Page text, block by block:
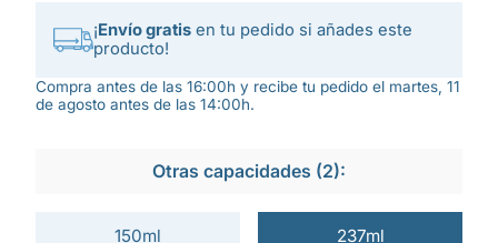
¡Envío gratis en tu pedido si añades este
producto!
Compra antes de las 16:00h y recibe tu pedido el martes, 11
de agosto antes de las 14:00h.
Otras capacidades (2):
150ml 237ml